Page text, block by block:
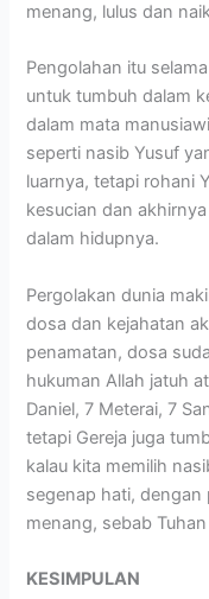
menang, lulus dan
Pengolahan itu
untuk tumbuh dalam
dalam mata
seperti nasib Yusuf
luarnya, tetapi rohani
kesucian dan
dalam hidupnya.
Pergolakan dunia
dosa dan kejahatan
penamatan, dosa
hukuman Allah jatuh
Daniel, 7 Meterai, 7
tetapi Gereja juga
kalau kita memilih
segenap hati,
menang, sebab
KESIMPULAN